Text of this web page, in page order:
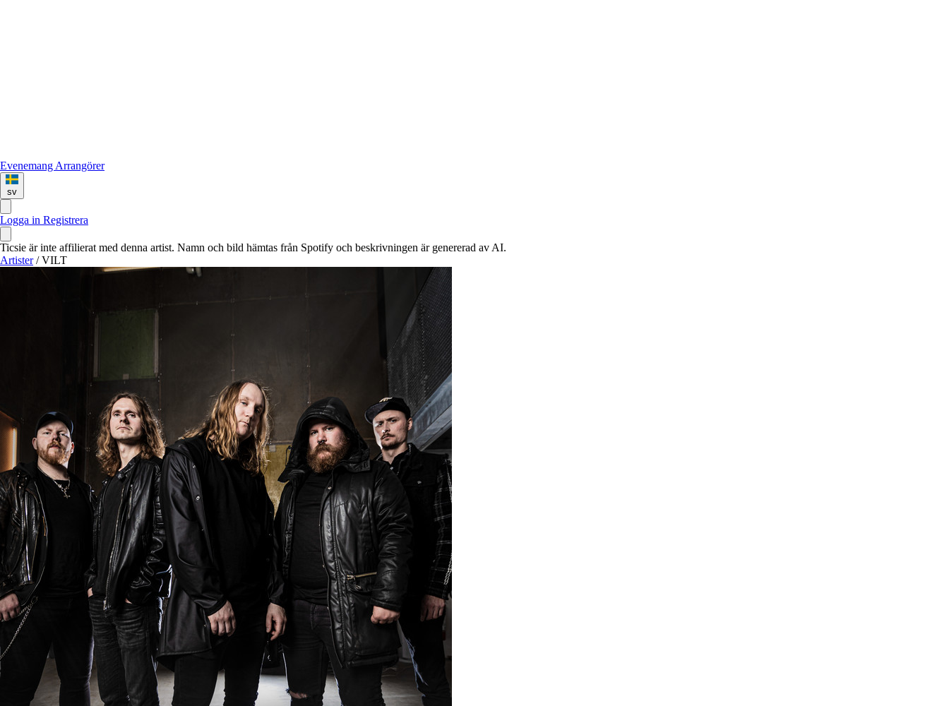
Evenemang Arrangörer
sv
Logga in Registrera
Ticsie är inte affilierat med denna artist. Namn och bild hämtas från Spotify och beskrivningen är genererad av AI.
Artister / VILT